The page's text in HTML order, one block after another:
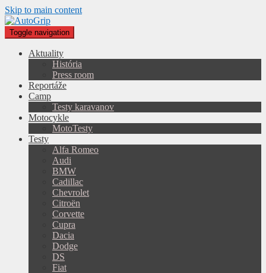
Skip to main content
Toggle navigation
Aktuality
História
Press room
Reportáže
Camp
Testy karavanov
Motocykle
MotoTesty
Testy
Alfa Romeo
Audi
BMW
Cadillac
Chevrolet
Citroën
Corvette
Cupra
Dacia
Dodge
DS
Fiat